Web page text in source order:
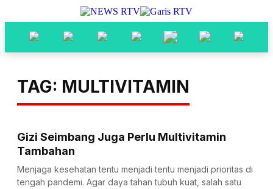
TAG: MULTIVITAMIN
Gizi Seimbang Juga Perlu Multivitamin
Tambahan
Menjaga kesehatan tentu menjadi tentu menjadi prioritas di
tengah pandemi. Agar daya tahan tubuh kuat, salah satu